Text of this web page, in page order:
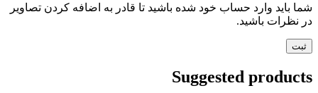
شما باید وارد حساب خود شده باشید تا قادر به اضافه کردن تصاویر
در نظرات باشید.
Suggested products